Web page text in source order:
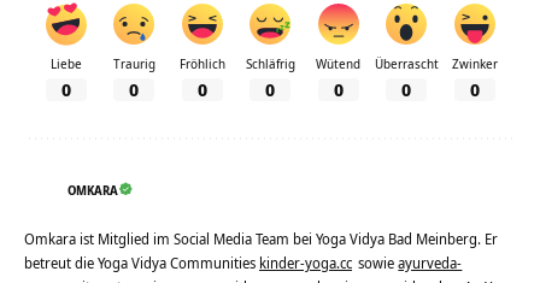
Liebe
0
Traurig
0
Fröhlich
0
Schläfrig
0
Wütend
0
Überrascht
0
Zwinker
0
OMKARA
Omkara ist Mitglied im Social Media Team bei Yoga Vidya Bad Meinberg. Er
betreut die Yoga Vidya Communities kinder-yoga.cc sowieayurveda-